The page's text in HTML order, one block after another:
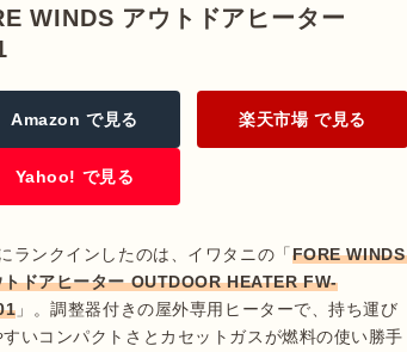
WINDS アウトドアヒーター
Amazon で見る 楽天市場 で見る
Yahoo! で見る
ランクインしたのは、イワタニの「FORE WINDS
トドアヒーター OUTDOOR HEATER FW-
」。調整器付きの屋外専用ヒーターで、持ち運び
すいコンパクトさとカセットガスが燃料の使い勝手